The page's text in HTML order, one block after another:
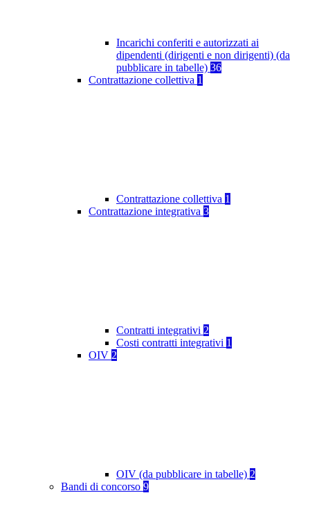
Incarichi conferiti e autorizzati ai
dipendenti (dirigenti e non dirigenti) (da
pubblicare in tabelle) 36
Contrattazione collettiva 1
Contrattazione collettiva 1
Contrattazione integrativa 3
Contratti integrativi 2
Costi contratti integrativi 1
OIV 2
OIV (da pubblicare in tabelle) 2
Bandi di concorso 9